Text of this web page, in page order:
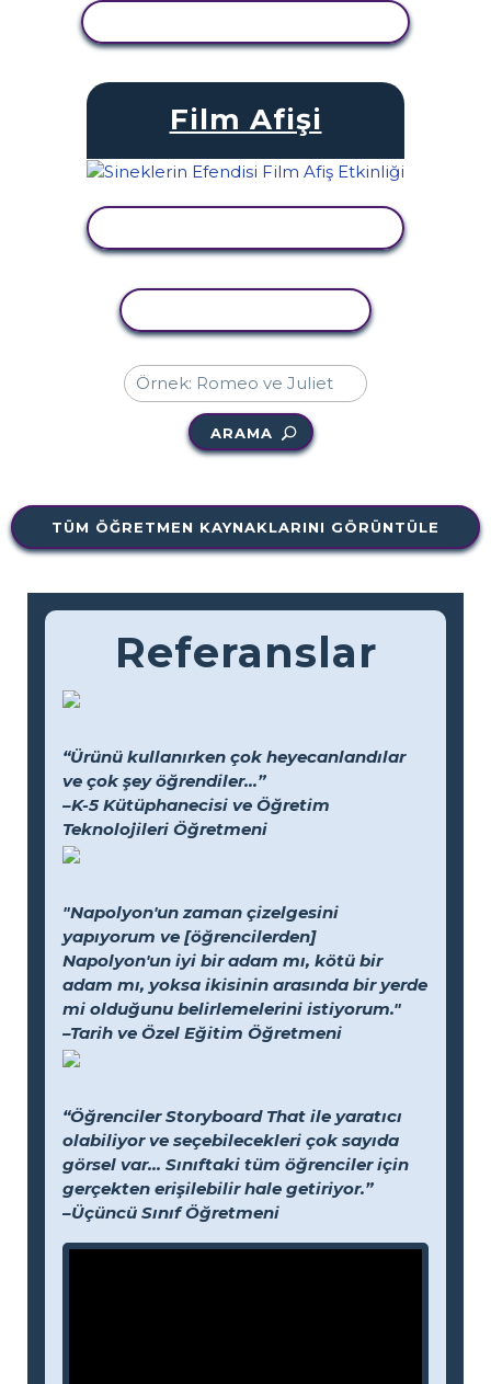
Film Afişi
ARAMA
TÜM ÖĞRETMEN KAYNAKLARINI GÖRÜNTÜLE
Referanslar
“Ürünü kullanırken çok heyecanlandılar
ve çok şey öğrendiler...”
–K-5 Kütüphanecisi ve Öğretim
Teknolojileri Öğretmeni
"Napolyon'un zaman çizelgesini
yapıyorum ve [öğrencilerden]
Napolyon'un iyi bir adam mı, kötü bir
adam mı, yoksa ikisinin arasında bir yerde
mi olduğunu belirlemelerini istiyorum."
–Tarih ve Özel Eğitim Öğretmeni
“Öğrenciler Storyboard That ile yaratıcı
olabiliyor ve seçebilecekleri çok sayıda
görsel var... Sınıftaki tüm öğrenciler için
gerçekten erişilebilir hale getiriyor.”
–Üçüncü Sınıf Öğretmeni